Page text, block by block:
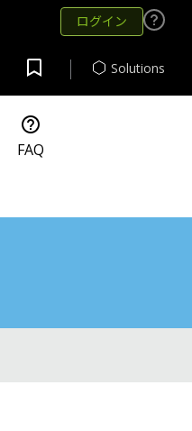
ログイン
Solutions
help_outline
FAQ